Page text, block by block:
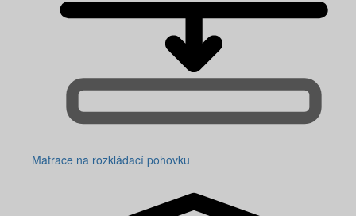
Matrace na rozkládací pohovku